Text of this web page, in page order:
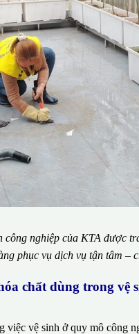
công nghiệp của KTA được
phục vụ dịch vụ tận tâm –
chất dùng trong vệ
việc vệ sinh ở quy mô công